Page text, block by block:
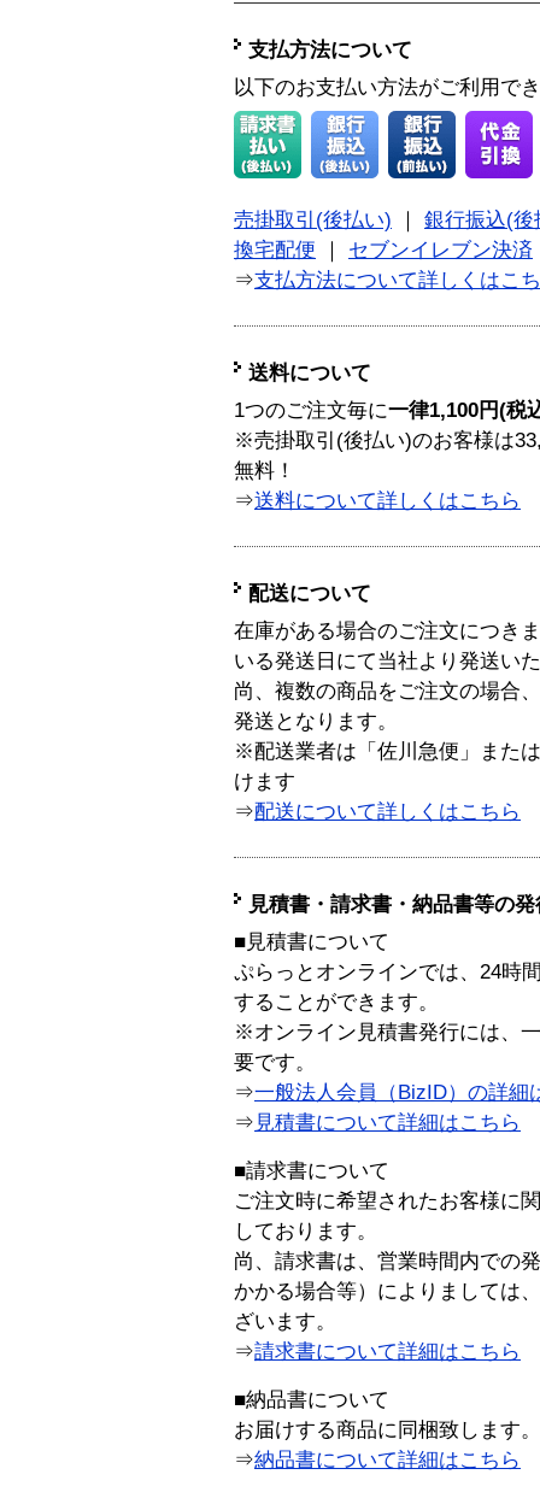
支払方法について
以下のお支払い方法がご利用で
売掛取引(後払い)
銀行振込(後
換宅配便
セブンイレブン決済
⇒支払方法について詳しくはこ
送料について
1つのご注文毎に一律1,100円(税
※売掛取引(後払い)のお客様は
無料！
⇒送料について詳しくはこちら
配送について
在庫がある場合のご注文につき
いる発送日にて当社より発送い
尚、複数の商品をご注文の場合
発送となります。
※配送業者は「佐川急便」また
けます
⇒配送について詳しくはこちら
見積書・請求書・納品書等の
■見積書について
ぷらっとオンラインでは、24時
することができます。
※オンライン見積書発行には、
要です。
⇒一般法人会員（BizID）の詳細
⇒ 見積書について詳細はこちら
■請求書について
ご注文時に希望されたお客様に
しております。
尚、請求書は、営業時間内での
かかる場合等）によりましては
ざいます。
⇒請求書について詳細はこちら
■納品書について
お届けする商品に同梱致します。
⇒納品書について詳細はこちら